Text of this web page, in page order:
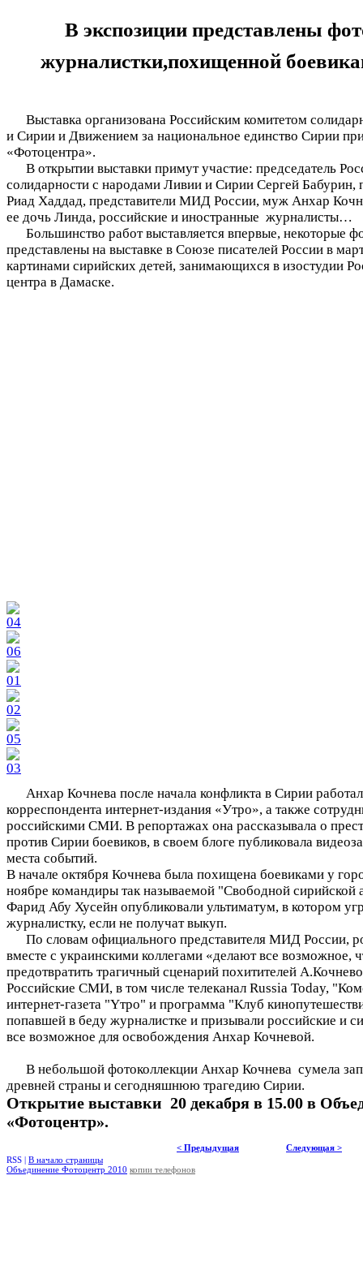
В экспозиции представлены
журналистки,похищенной
Выставка организована Российским комитетом
и Сирии и Движением за национальное единство Сирии
«Фотоцентра».
В открытии выставки примут участие: председатель
солидарности с народами Ливии и Сирии Сергей Бабурин,
Риад Хаддад, представители МИД России, муж Анхар
ее дочь Линда, российские и иностранные журналисты…
Большинство работ выставляется впервые, некоторые
представлены на выставке в Союзе писателей России в
картинами сирийских детей, занимающихся в изостудии
центра в Дамаске.
Анхар Кочнева после начала конфликта в Сирии
корреспондента интернет-издания «Утро», а также
российскими СМИ. В репортажах она рассказывала о
против Сирии боевиков, в своем блоге публиковала
места событий.
В начале октября Кочнева была похищена боевиками у
ноябре командиры так называемой "Свободной
Фарид Абу Хусейн опубликовали ультиматум, в котором
журналистку, если не получат выкуп.
По словам официального представителя МИД России,
вместе с украинскими коллегами «делают все возможное,
предотвратить трагичный сценарий похитителей
Российские СМИ, в том числе телеканал Russia Today,
интернет-газета "Yтро" и программа "Клуб
попавшей в беду журналистке и призывали российские и
все возможное для освобождения Анхар Кочневой.
В небольшой фотоколлекции Анхар Кочнева сумела
древней страны и сегодняшнюю трагедию Сирии.
Открытие выставки 20 декабря в 15.00 в
«Фотоцентр».
< Предыдущая
Следующая >
RSS | В начало страницы
Объединение Фотоцентр 2010 копии телефонов